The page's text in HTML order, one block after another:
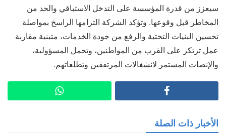
سيعزز من قدرة المؤسسة على التدخل الاستباقي والحد من
المخاطر قبل وقوعها. وتؤكد الشركة التزامها الراسخ بمواصلة
تحسين البنيات التحتية والرفع من جودة الخدمات، متبنية مقاربة
عمل ترتكز على القرب من المواطنين، وتحمل المسؤولية،
والإنصات المستمر لانشغالات المرتفقين وتطلعاتهم.
الأخبار ذات الصلة